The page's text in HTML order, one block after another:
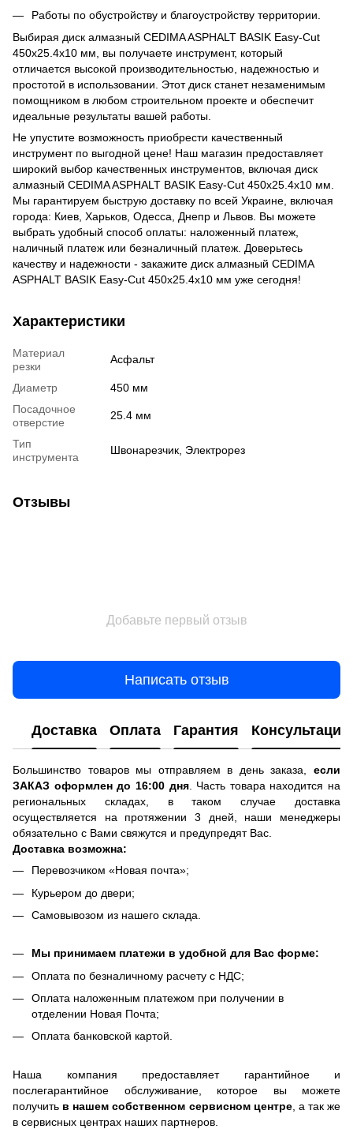
Работы по обустройству и благоустройству территории.
Выбирая диск алмазный CEDIMA ASPHALT BASIK Easy-Cut
450х25.4х10 мм, вы получаете инструмент, который
отличается высокой производительностью, надежностью и
простотой в использовании. Этот диск станет незаменимым
помощником в любом строительном проекте и обеспечит
идеальные результаты вашей работы.
Не упустите возможность приобрести качественный
инструмент по выгодной цене! Наш магазин предоставляет
широкий выбор качественных инструментов, включая диск
алмазный CEDIMA ASPHALT BASIK Easy-Cut 450х25.4х10 мм.
Мы гарантируем быструю доставку по всей Украине, включая
города: Киев, Харьков, Одесса, Днепр и Львов. Вы можете
выбрать удобный способ оплаты: наложенный платеж,
наличный платеж или безналичный платеж. Доверьтесь
качеству и надежности - закажите диск алмазный CEDIMA
ASPHALT BASIK Easy-Cut 450х25.4х10 мм уже сегодня!
Характеристики
Материал
резки
Асфальт
Диаметр
450 мм
Посадочное
отверстие
25.4 мм
Тип
инструмента
Швонарезчик, Электрорез
Отзывы
Добавьте первый отзыв
Написать отзыв
Доставка Оплата Гарантия Консультация
Большинство товаров мы отправляем в день заказа, если
ЗАКАЗ оформлен до 16:00 дня. Часть товара находится на
региональных складах, в таком случае доставка
осуществляется на протяжении 3 дней, наши менеджеры
обязательно с Вами свяжутся и предупредят Вас.
Доставка возможна:
Перевозчиком «Новая почта»;
Курьером до двери;
Самовывозом из нашего склада.
Мы принимаем платежи в удобной для Вас форме:
Оплата по безналичному расчету с НДС;
Оплата наложенным платежом при получении в
отделении Новая Почта;
Оплата банковской картой.
Наша компания предоставляет гарантийное и
послегарантийное обслуживание, которое вы можете
получить в нашем собственном сервисном центре, а так же
в сервисных центрах наших партнеров.